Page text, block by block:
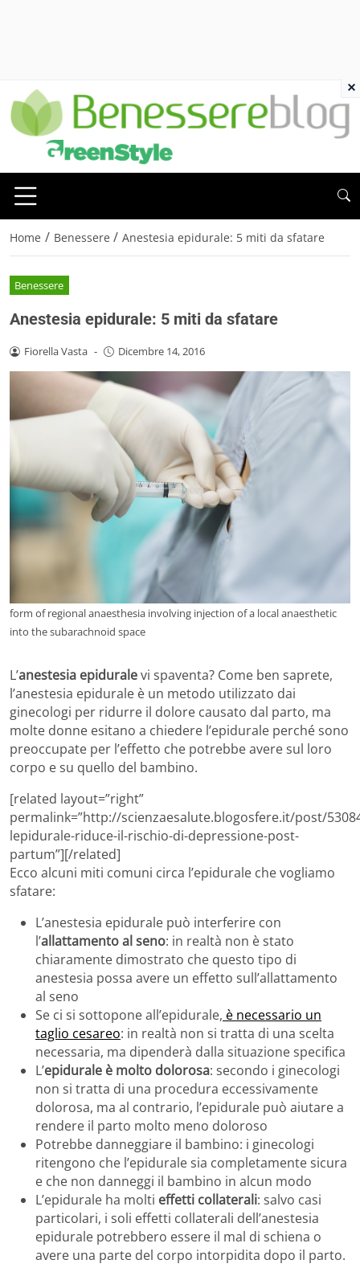
Home / Benessere / Anestesia epidurale: 5 miti da sfatare
Benessere
Anestesia epidurale: 5 miti da sfatare
Fiorella Vasta - Dicembre 14, 2016
form of regional anaesthesia involving injection of a local anaesthetic
into the subarachnoid space
L’anestesia epiduralevi spaventa? Come ben saprete,
l’anestesia epidurale è un metodo utilizzato dai
ginecologi per ridurre il dolore causato dal parto, ma
molte donne esitano a chiedere l’epidurale perché sono
preoccupate per l’effetto che potrebbe avere sul loro
corpo e su quello del bambino.
[related layout=”right”
permalink=”http://scienzaesalute.blogosfere.it/post/
lepidurale-riduce-il-rischio-di-depressione-post-
partum”][/related]
Ecco alcuni miti comuni circa l’epidurale che vogliamo
sfatare:
L’anestesia epidurale può interferire con
l’allattamento al seno: in realtà non è stato
chiaramente dimostrato che questo tipo di
anestesia possa avere un effetto sull’allattamento
al seno
Se ci si sottopone all’epidurale, è necessario un
taglio cesareo: in realtà non si tratta di una scelta
necessaria, ma dipenderà dalla situazione specifica
L’epidurale è molto dolorosa: secondo i ginecologi
non si tratta di una procedura eccessivamente
dolorosa, ma al contrario, l’epidurale può aiutare a
rendere il parto molto meno doloroso
Potrebbe danneggiare il bambino: i ginecologi
ritengono che l’epidurale sia completamente sicura
e che non danneggi il bambino in alcun modo
L’epidurale ha molti effetti collaterali: salvo casi
particolari, i soli effetti collaterali dell’anestesia
epidurale potrebbero essere il mal di schiena o
avere una parte del corpo intorpidita dopo il parto.
×